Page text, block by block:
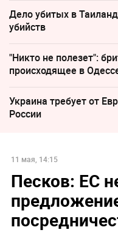
Дело убитых в
убийств
"Никто не полезет":
происходящее в
Украина требует от
России
11 мая, 14:15
Песков: ЕС